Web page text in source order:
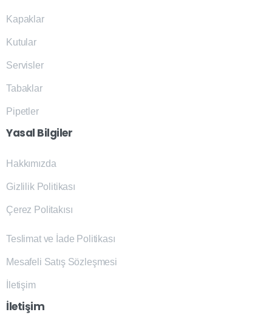
Kapaklar
Kutular
Servisler
Tabaklar
Pipetler
Yasal Bilgiler
Hakkımızda
Gizlilik Politikası
Çerez Politakısı
Teslimat ve İade Politikası
Mesafeli Satış Sözleşmesi
İletişim
İletişim